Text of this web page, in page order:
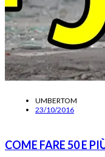
UMBERTOM
23/10/2016
COME FARE 50 E